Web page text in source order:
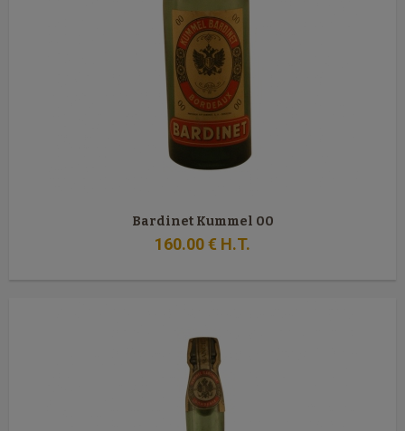
Bardinet Kummel 00
160.00€ H.T.